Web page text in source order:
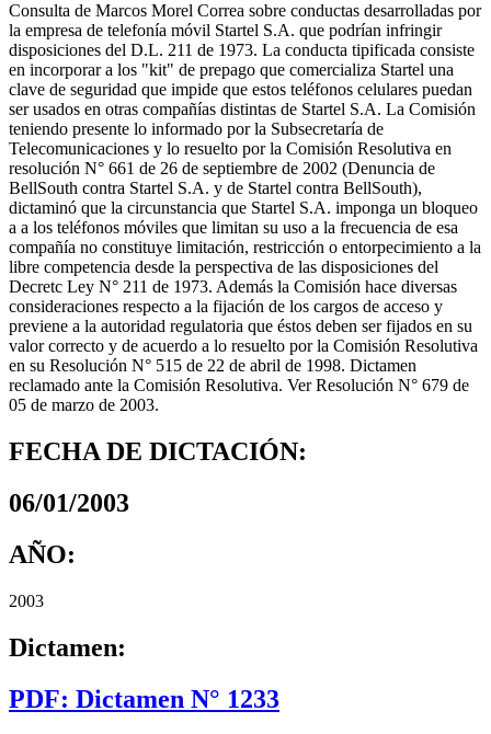
Consulta de Marcos Morel Correa sobre conductas desarrolladas por
la empresa de telefonía móvil Startel S.A. que podrían infringir
disposiciones del D.L. 211 de 1973. La conducta tipificada consiste
en incorporar a los "kit" de prepago que comercializa Startel una
clave de seguridad que impide que estos teléfonos celulares puedan
ser usados en otras compañías distintas de Startel S.A. La Comisión
teniendo presente lo informado por la Subsecretaría de
Telecomunicaciones y lo resuelto por la Comisión Resolutiva en
resolución N° 661 de 26 de septiembre de 2002 (Denuncia de
BellSouth contra Startel S.A. y de Startel contra BellSouth),
dictaminó que la circunstancia que Startel S.A. imponga un bloqueo
a a los teléfonos móviles que limitan su uso a la frecuencia de esa
compañía no constituye limitación, restricción o entorpecimiento a la
libre competencia desde la perspectiva de las disposiciones del
Decretc Ley N° 211 de 1973. Además la Comisión hace diversas
consideraciones respecto a la fijación de los cargos de acceso y
previene a la autoridad regulatoria que éstos deben ser fijados en su
valor correcto y de acuerdo a lo resuelto por la Comisión Resolutiva
en su Resolución N° 515 de 22 de abril de 1998. Dictamen
reclamado ante la Comisión Resolutiva. Ver Resolución N° 679 de
05 de marzo de 2003.
FECHA DE DICTACIÓN:
06/01/2003
AÑO:
2003
Dictamen:
PDF: Dictamen N° 1233